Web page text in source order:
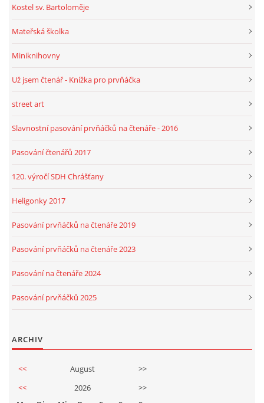
Kostel sv. Bartoloměje
Mateřská školka
Miniknihovny
Už jsem čtenář - Knížka pro prvňáčka
street art
Slavnostní pasování prvňáčků na čtenáře - 2016
Pasování čtenářů 2017
120. výročí SDH Chrášťany
Heligonky 2017
Pasování prvňáčků na čtenáře 2019
Pasování prvňáčků na čtenáře 2023
Pasování na čtenáře 2024
Pasování prvňáčků 2025
ARCHIV
<< August
>>
<<
2026
>>